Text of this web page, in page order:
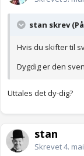
stan skrev (På
Hvis du skifter til
Dygdig er den
Uttales det dy-dig?
stan
Skrevet4.